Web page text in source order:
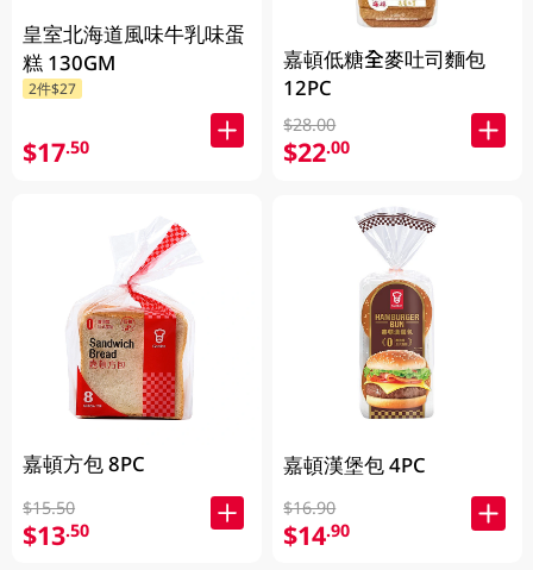
皇室北海道風味牛乳味蛋
糕 130GM
2件$27
$17.50
嘉頓方包 8PC
$15.50
$13.50
嘉頓低糖全麥吐司麵包
12PC
$28.00
$22.00
嘉頓漢堡包 4PC
$16.90
$14.90